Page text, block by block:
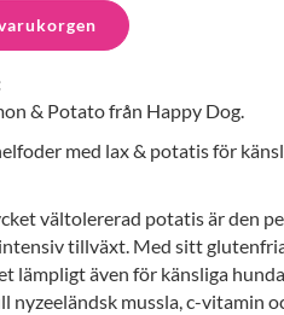
& Potato från Happy Dog.
med lax & potatis för
vältolererad potatis är den
tillväxt. Med sitt
lämpligt även för känsliga
nyzeeländsk mussla, c-vitamin